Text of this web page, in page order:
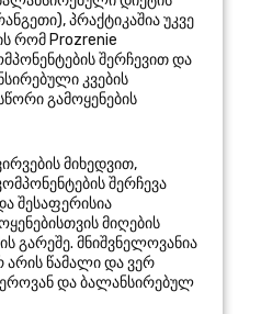
), პრაქტიკაშია უკვე
რომ Prozrenie
შერჩევით და
კვების
გამოყენების
მიხედვით,
შერჩევა
შესაფერისია
მიღების
გარეშე. მნიშვნელოვანია
არის წამალი და ვერ
და ბალანსირებულ